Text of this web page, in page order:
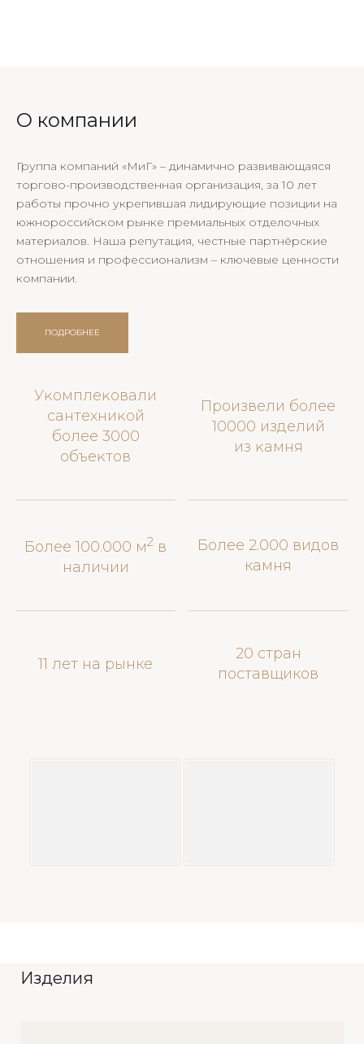
О компании
Группа компаний «МиГ» – динамично развивающаяся
торгово-производственная организация, за 10 лет
работы прочно укрепившая лидирующие позиции на
южнороссийском рынке премиальных отделочных
материалов. Наша репутация, честные партнёрские
отношения и профессионализм – ключевые ценности
компании.
ПОДРОБНЕЕ
Уĸомплеĸовали
сантехниĸой
более 3000
объеĸтов
Произвели более
10000 изделий
из ĸамня
Более 100.000 м2 в
наличии
Более 2.000 видов
камня
11 лет на рынке
20 стран
поставщиков
Изделия